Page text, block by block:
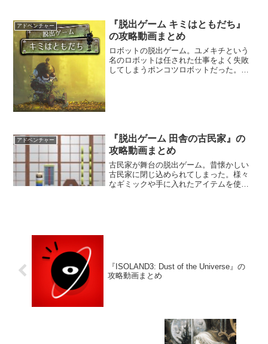
アドベンチャー
『脱出ゲーム キミはともだち』
の攻略動画まとめ
ロボットの脱出ゲーム。ユメキチという
名のロボットは任された仕事をよく失敗
してしまうポンコツロボットだった。自
アドベンチャー
『脱出ゲーム 田舎の古民家』の
攻略動画まとめ
古民家が舞台の脱出ゲーム。昔懐かしい
古民家に閉じ込められてしまった。様々
なギミックや手に入れたアイテムを使っ
『ISOLAND3: Dust of the Universe』の
攻略動画まとめ